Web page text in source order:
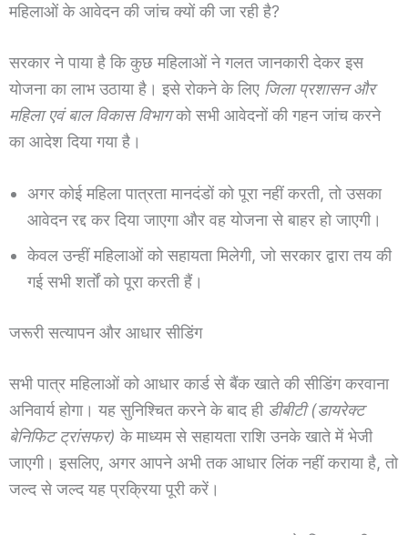
महिलाओं के आवेदन की जांच क्यों की जा रही है?
सरकार ने पाया है कि कुछ महिलाओं ने गलत जानकारी देकर इस
योजना का लाभ उठाया है। इसे रोकने के लिए जिला प्रशासन और
महिला एवं बाल विकास विभागको सभी आवेदनों की गहन जांच करने
का आदेश दिया गया है।
अगर कोई महिला पात्रता मानदंडों को पूरा नहीं करती, तो उसका
आवेदन रद्द कर दिया जाएगा और वह योजना से बाहर हो जाएगी।
केवल उन्हीं महिलाओं को सहायता मिलेगी, जो सरकार द्वारा तय की
गई सभी शर्तों को पूरा करती हैं।
जरूरी सत्यापन और आधार सीडिंग
सभी पात्र महिलाओं को आधार कार्ड से बैंक खाते की सीडिंग करवाना
अनिवार्य होगा। यह सुनिश्चित करने के बाद ही डीबीटी (डायरेक्ट
बेनिफिट ट्रांसफर) के माध्यम से सहायता राशि उनके खाते में भेजी
जाएगी। इसलिए, अगर आपने अभी तक आधार लिंक नहीं कराया है, तो
जल्द से जल्द यह प्रक्रिया पूरी करें।